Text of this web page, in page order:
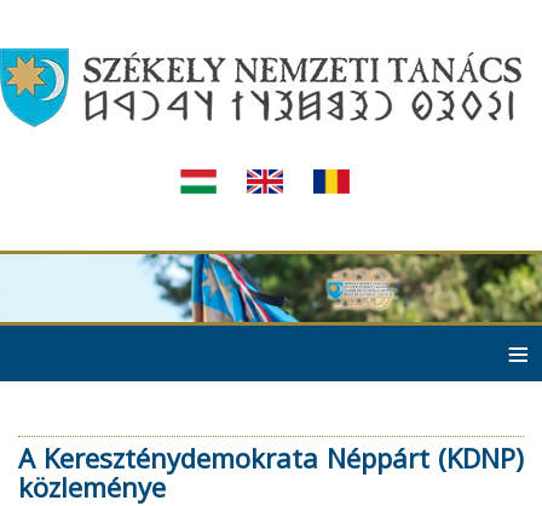
≡
A Kereszténydemokrata Néppárt (KDNP)
közleménye